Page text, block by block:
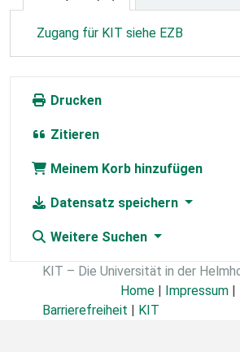
Zugang für KIT siehe EZB
Drucken
Zitieren
Meinem Korb hinzufügen
Datensatz speichern
Weitere Suchen
KIT – Die Universität in der
Home | Impressum |
Barrierefreiheit | KIT